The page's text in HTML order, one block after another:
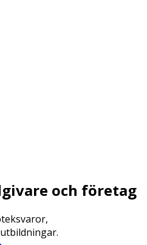
och företag